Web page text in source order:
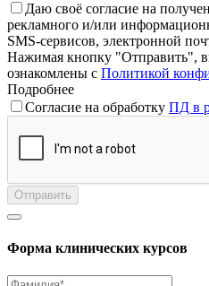
Даю своё согласие на
рекламного и/или
SMS-сервисов, электронной
Нажимая кнопку "Отправить",
ознакомлены с Политикой
Подробнее
Согласие на обработку ПД в
Отправить
Форма клинических курсов